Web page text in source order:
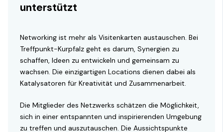
unterstützt
Networking ist mehr als Visitenkarten austauschen. Bei
Treffpunkt-Kurpfalz geht es darum, Synergien zu
schaffen, Ideen zu entwickeln und gemeinsam zu
wachsen. Die einzigartigen Locations dienen dabei als
Katalysatoren für Kreativität und Zusammenarbeit.
Die Mitglieder des Netzwerks schätzen die Möglichkeit,
sich in einer entspannten und inspirierenden Umgebung
zu treffen und auszutauschen. Die Aussichtspunkte